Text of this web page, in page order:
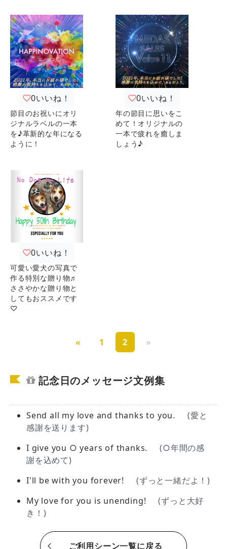
0いいね！
節目のお祝いにオリ
ジナルラベルの一本
を♪革新的な年になる
ように！
0いいね！
年の節目に思いをこ
めて！オリジナルの
一本で疲れを癒しま
しょう♪
0いいね！
可愛い愛犬の写真で
作る特別な贈り物♬
ささやかな贈り物と
してもおススメです
♡
« 1 2 »
記念日のメッセージ文例集
Send all my love and thanks to you.
(愛と
感謝を送ります)
I give you ○ years of thanks.
(○年間の感
謝を込めて)
I'll be with you forever!
(ずっと一緒だよ！)
My love for you is unending!
(ずっと大好
き！)
ご利用シーン一覧に戻る